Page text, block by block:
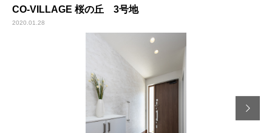
CO-VILLAGE 桜の丘 3号地
2020.01.28
